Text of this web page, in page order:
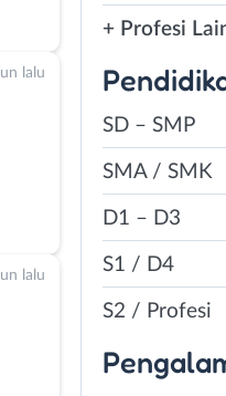
lalu
lalu
+ Profesi
SD – SMP
SMA / SMK
D1 – D3
S1 / D4
S2 / Profesi